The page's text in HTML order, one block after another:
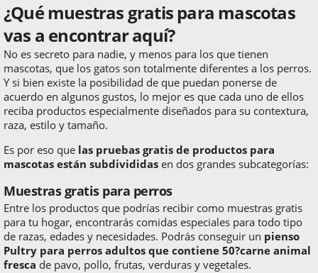
¿Qué muestras gratis para mascotas
vas a encontrar aquí?
No es secreto para nadie, y menos para los que tienen
mascotas, que los gatos son totalmente diferentes a los perros.
Y si bien existe la posibilidad de que puedan ponerse de
acuerdo en algunos gustos, lo mejor es que cada uno de ellos
reciba productos especialmente diseñados para su contextura,
raza, estilo y tamaño.
Es por eso que las pruebas gratis de productos para
mascotas están subdivididas en dos grandes subcategorías:
Muestras gratis para perros
Entre los productos que podrías recibir como muestras gratis
para tu hogar, encontrarás comidas especiales para todo tipo
de razas, edades y necesidades. Podrás conseguir un pienso
Pultry para perros adultos que contiene 50?carne animal
fresca de pavo, pollo, frutas, verduras y vegetales.